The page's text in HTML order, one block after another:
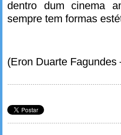
dentro dum cinema
sempre tem formas
(Eron Duarte